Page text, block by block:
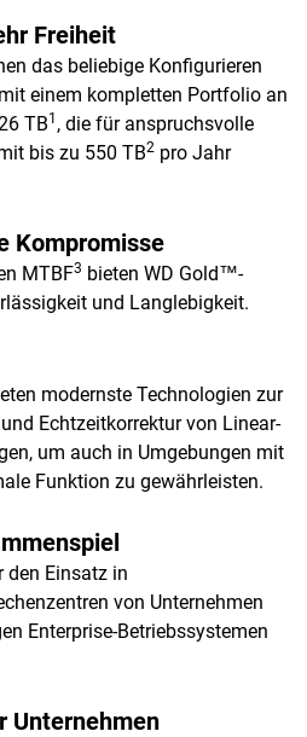
Freiheit
das beliebige Konfigurieren
einem kompletten Portfolio an
TB1 , die für anspruchsvolle
bis zu 550 TB2 pro Jahr
Kompromisse
MTBF3 bieten WD Gold™-
und Langlebigkeit.
modernste Technologien zur
Echtzeitkorrektur von Linear-
um auch in Umgebungen mit
Funktion zu gewährleisten.
Einsatz in
von Unternehmen
Enterprise-Betriebssystemen
Unternehmen